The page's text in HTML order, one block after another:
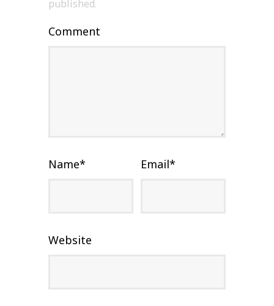
published.
Comment
Name* Email*
Website